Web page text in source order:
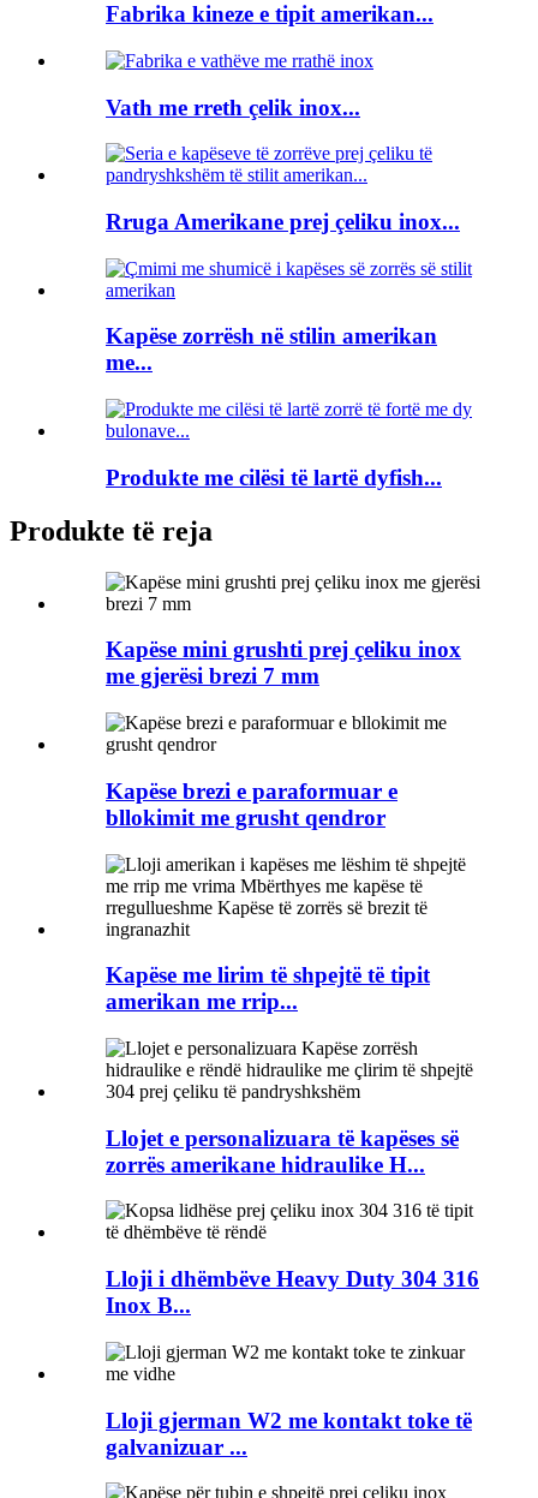
Fabrika kineze e tipit amerikan...
Vath me rreth çelik inox...
Rruga Amerikane prej çeliku inox...
Kapëse zorrësh në stilin amerikan
me...
Produkte me cilësi të lartë dyfish...
Produkte të reja
Kapëse mini grushti prej çeliku inox
me gjerësi brezi 7 mm
Kapëse brezi e paraformuar e
bllokimit me grusht qendror
Kapëse me lirim të shpejtë të tipit
amerikan me rrip...
Llojet e personalizuara të kapëses së
zorrës amerikane hidraulike H...
Lloji i dhëmbëve Heavy Duty 304 316
Inox B...
Lloji gjerman W2 me kontakt toke të
galvanizuar ...